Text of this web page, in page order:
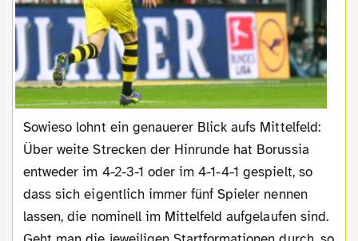
Sowieso lohnt ein genauerer Blick aufs Mittelfeld:
Über weite Strecken der Hinrunde hat Borussia
entweder im 4-2-3-1 oder im 4-1-4-1 gespielt, so
dass sich eigentlich immer fünf Spieler nennen
lassen, die nominell im Mittelfeld aufgelaufen sind.